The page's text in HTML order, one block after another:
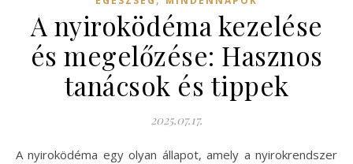
A nyiroködéma kezelése
és megelőzése: Hasznos
tanácsok és tippek
2025.07.17.
A nyiroködéma egy olyan állapot, amely a nyirokrendszer